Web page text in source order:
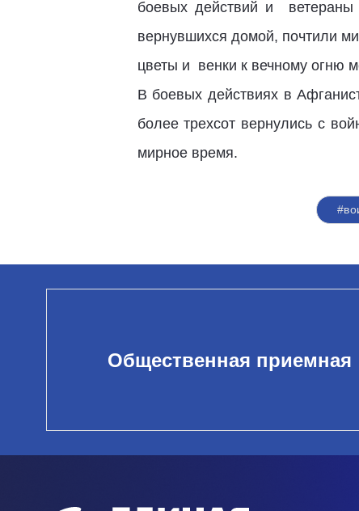
боевых действий и ветераны
вернувшихся домой, почтили
цветы и венки к вечному огню
В боевых действиях в
более трехсот вернулись с
мирное время.
Общественная приемная